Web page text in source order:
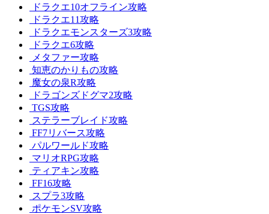
ドラクエ10オフライン攻略
ドラクエ11攻略
ドラクエモンスターズ3攻略
ドラクエ6攻略
メタファー攻略
知恵のかりもの攻略
魔女の泉R攻略
ドラゴンズドグマ2攻略
TGS攻略
ステラーブレイド攻略
FF7リバース攻略
パルワールド攻略
マリオRPG攻略
ティアキン攻略
FF16攻略
スプラ3攻略
ポケモンSV攻略